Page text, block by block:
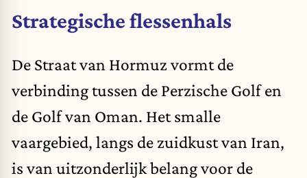
Strategische flessenhals
De Straat van Hormuz vormt de
verbinding tussen de Perzische Golf en
de Golf van Oman. Het smalle
vaargebied, langs de zuidkust van Iran,
is van uitzonderlijk belang voor de